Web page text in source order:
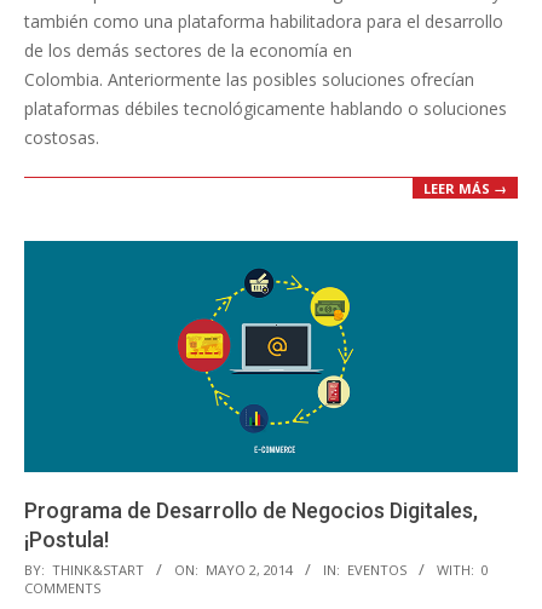
también como una plataforma habilitadora para el desarrollo
de los demás sectores de la economía en
Colombia. Anteriormente las posibles soluciones ofrecían
plataformas débiles tecnológicamente hablando o soluciones
costosas.
LEER MÁS →
Programa de Desarrollo de Negocios Digitales,
¡Postula!
2014-
05-
BY: THINK&START ON: MAYO 2, 2014 IN: EVENTOS WITH: 0
COMMENTS